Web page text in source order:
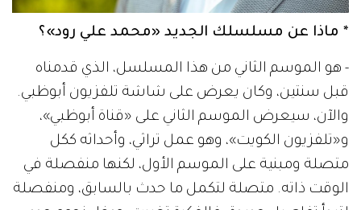
* ماذا عن مسلسلك الجديد «محمد علي رود»؟
- هو الموسم الثاني من هذا المسلسل، الذي قدمناه
قبل سنتين، وكان يعرض على شاشة تلفزيون أبوظبي.
والآن، سيعرض الموسم الثاني على «قناة أبوظبي»،
و«تلفزيون الكويت»، وهو عمل تراثي، وأحداثه ككل
متصلة ومبنية على الموسم الأول، لكنها منفصلة في
الوقت ذاته. متصلة لتكمل ما حدث بالسابق، ومنفصلة